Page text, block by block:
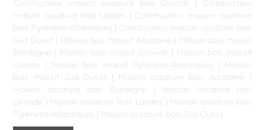
Constructeur maison ossature bois Gironde | Constructeur
maison ossature bois Landes | Constructeur maison ossature
bois Pyrénées-Atlantiques | Constructeur maison ossature bois
Sud Ouest | Maison bois massif Aquitaine | Maison bois massif
Dordogne | Maison bois massif Gironde | Maison bois massif
Landes | Maison bois massif Pyrénées-Atlantiques |
Maison
bois massif Sud Ouest
| Maison ossature bois Aquitaine |
Maison ossature bois Dordogne |
Maison ossature bois
Gironde | Maison ossature bois Landes | Maison ossature bois
Pyrénées-Atlantiques | Maison ossature bois Sud Ouest